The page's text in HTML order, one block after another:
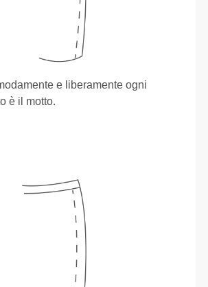
e liberamente ogni
è il motto.